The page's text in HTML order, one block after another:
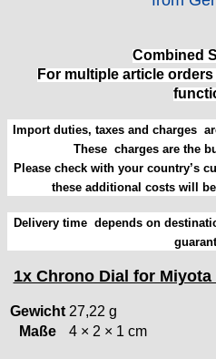
GUB "Glashütter Uhrenbetrieb"
HB "Hermann Becker"
Helvetia
Heuer
HF Bauer
HPP „Henzi & Pfaff"
ISA
Jean Brun
Junghans
Combined
For multiple article
Import duties, taxes and charges
These charges are the
Please check with your country’s
these additional costs will
Delivery time depends on
1x Chrono Dial for Miyota
Gewicht 27,22 g
Maße
4 × 2 × 1 cm